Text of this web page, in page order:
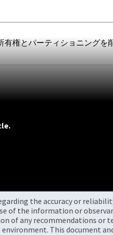
権とパーティショニングを
the accuracy or
of the information or
any recommendations or
This document